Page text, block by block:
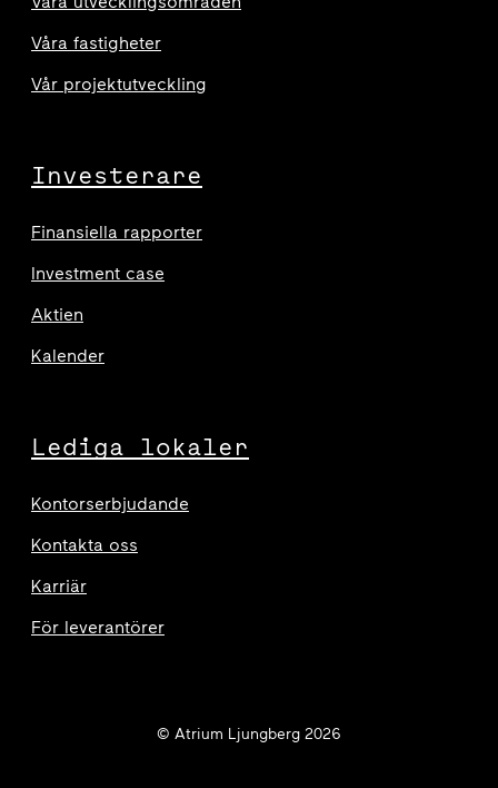
Våra fastigheter
Vår projektutveckling
Investerare
Finansiella rapporter
Investment case
Aktien
Kalender
Lediga lokaler
Kontorserbjudande
Kontakta oss
Karriär
För leverantörer
© Atrium Ljungberg 2026